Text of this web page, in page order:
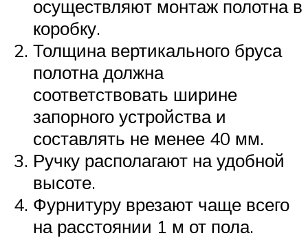
осуществляют монтаж полотна в
коробку.
Толщина вертикального бруса
полотна должна
соответствовать ширине
запорного устройства и
составлять не менее 40 мм.
Ручку располагают на удобной
высоте.
Фурнитуру врезают чаще всего
на расстоянии 1 м от пола.